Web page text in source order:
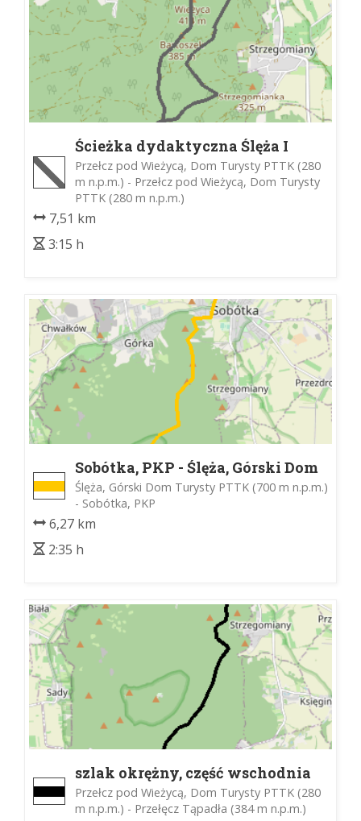
Ścieżka dydaktyczna Ślęża I
Przełcz pod Wieżycą, Dom Turysty PTTK (280
m n.p.m.) - Przełcz pod Wieżycą, Dom Turysty
PTTK (280 m n.p.m.)
7,51 km
3:15 h
Sobótka, PKP - Ślęża, Górski Dom
Turystu PTTK
Ślęża, Górski Dom Turysty PTTK (700 m n.p.m.)
- Sobótka, PKP
6,27 km
2:35 h
szlak okrężny, część wschodnia
Przełcz pod Wieżycą, Dom Turysty PTTK (280
m n.p.m.) - Przełęcz Tąpadła (384 m n.p.m.)